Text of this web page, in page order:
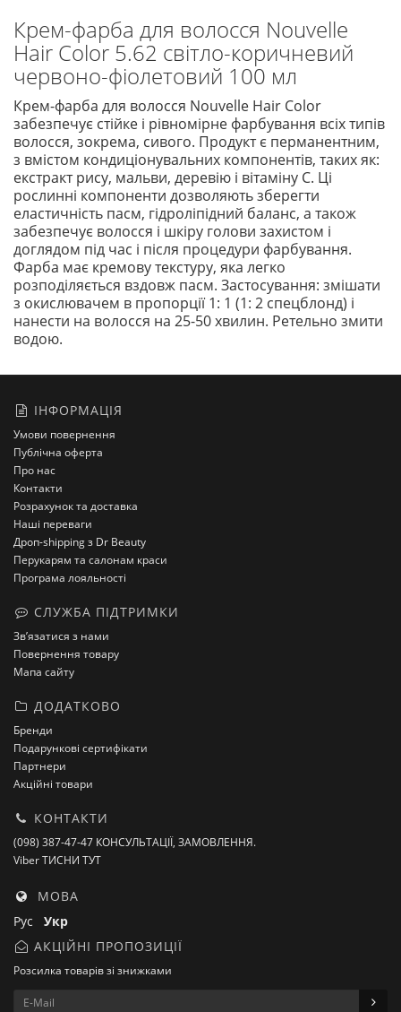
Крем-фарба для волосся Nouvelle
Hair Color 5.62 світло-коричневий
червоно-фіолетовий 100 мл
Крем-фарба для волосся Nouvelle Hair Color
забезпечує стійке і рівномірне фарбування всіх типів
волосся, зокрема, сивого. Продукт є перманентним,
з вмістом кондиціонувальних компонентів, таких як:
екстракт рису, мальви, деревію і вітаміну С. Ці
рослинні компоненти дозволяють зберегти
еластичність пасм, гідроліпідний баланс, а також
забезпечує волосся і шкіру голови захистом і
доглядом під час і після процедури фарбування.
Фарба має кремову текстуру, яка легко
розподіляється вздовж пасм. Застосування: змішати
з окислювачем в пропорції 1: 1 (1: 2 спецблонд) і
нанести на волосся на 25-50 хвилин. Ретельно змити
водою.
ІНФОРМАЦІЯ
Умови повернення
Публічна оферта
Про нас
Контакти
Розрахунок та доставка
Наші переваги
Дроп-shipping з Dr Beauty
Перукарям та салонам краси
Програма лояльності
СЛУЖБА ПІДТРИМКИ
Зв’язатися з нами
Повернення товару
Мапа сайту
ДОДАТКОВО
Бренди
Подарункові сертифікати
Партнери
Акційні товари
КОНТАКТИ
(098) 387-47-47 КОНСУЛЬТАЦІЇ, ЗАМОВЛЕННЯ.
Viber ТИСНИ ТУТ
МОВА
Рус Укр
АКЦІЙНІ ПРОПОЗИЦІЇ
Розсилка товарів зі знижками